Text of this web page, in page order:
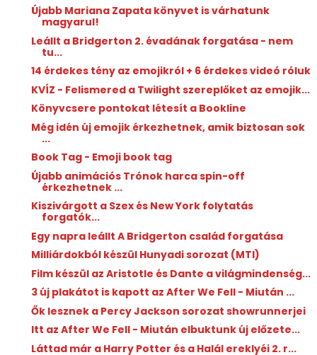
Újabb Mariana Zapata könyvet is várhatunk
magyarul!
Leállt a Bridgerton 2. évadának forgatása - nem
tu...
14 érdekes tény az emojikról + 6 érdekes videó róluk
KVÍZ - Felismered a Twilight szereplőket az emojik...
Könyvcsere pontokat létesít a Bookline
Még idén új emojik érkezhetnek, amik biztosan sok
...
Book Tag - Emoji book tag
Újabb animációs Trónok harca spin-off
érkezhetnek ...
Kiszivárgott a Szex és New York folytatás
forgatók...
Egy napra leállt A Bridgerton család forgatása
Milliárdokból készül Hunyadi sorozat (MTI)
Film készül az Aristotle és Dante a világmindenség...
3 új plakátot is kapott az After We Fell - Miután ...
Ők lesznek a Percy Jackson sorozat showrunnerjei
Itt az After We Fell - Miután elbuktunk új előzete...
Láttad már a Harry Potter és a Halál ereklyéi 2. r...